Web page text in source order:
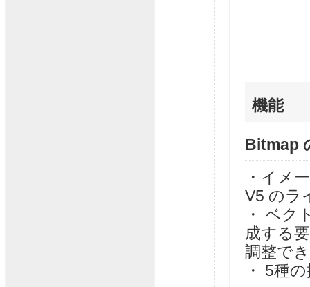
機能
Bitmap
・イメ
V5 のラ
・ ベク
成する
調整で
・ 5種